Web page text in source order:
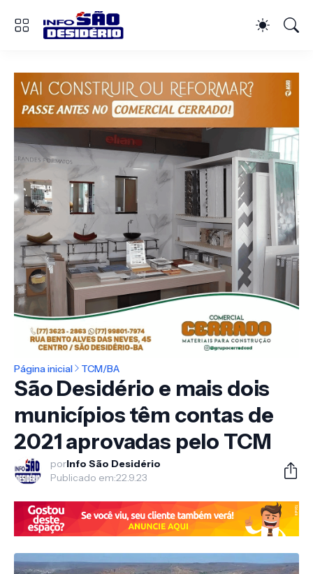
Página inicial TCM/BA
São Desidério e mais dois
municípios têm contas de
2021 aprovadas pelo TCM
porInfo São Desidério
Publicado em:22.9.23